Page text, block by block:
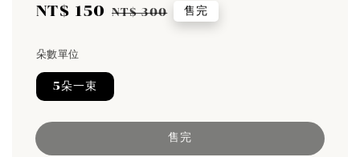
Sale
NT$ 150 Regular
NT$ 300 售完
朵數單位
5朵一束
售完